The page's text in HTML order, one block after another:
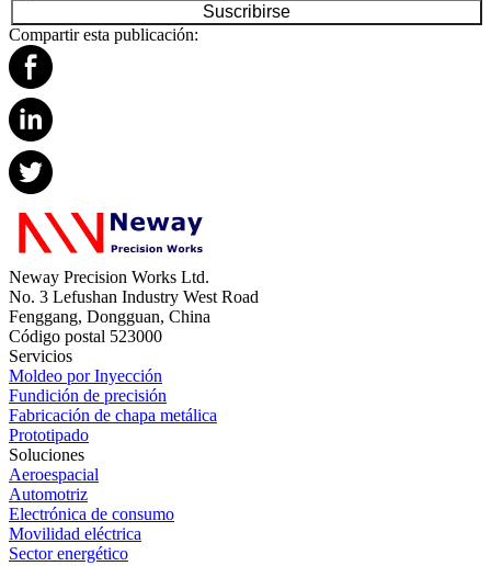
Suscribirse
Compartir esta publicación:
Neway Precision Works Ltd.
No. 3 Lefushan Industry West Road
Fenggang, Dongguan, China
Código postal 523000
Servicios
Moldeo por Inyección
Fundición de precisión
Fabricación de chapa metálica
Prototipado
Soluciones
Aeroespacial
Automotriz
Electrónica de consumo
Movilidad eléctrica
Sector energético